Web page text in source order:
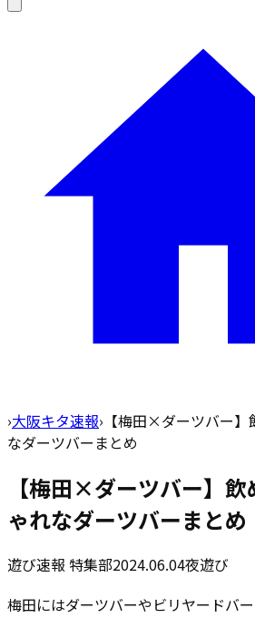
›大阪キタ速報› 【梅田×ダーツバー
なダーツバーまとめ
【梅田×ダーツバー】
ゃれなダーツバーまとめ
遊び速報 特集部2024.06.04夜遊び
梅田にはダーツバーやビリヤードバ